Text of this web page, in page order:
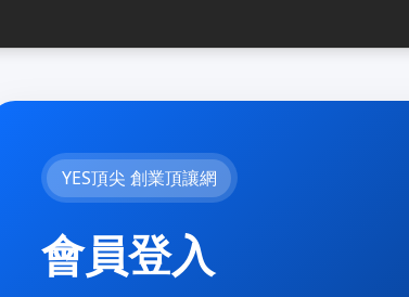
YES頂尖 創業頂讓網
會員登入